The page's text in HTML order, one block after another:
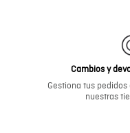
Cambios y
Gestiona tus
nuestras